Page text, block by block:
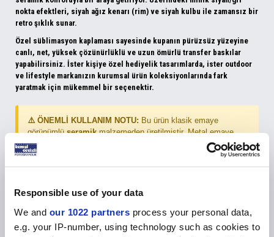
Responsible use of your data
We and our 1022 partners process your personal data,
e.g. your IP-number, using technology such as cookies to
nokta efektleri, siyah ağız kenarı (rim) ve siyah kulbu ile zamansız bir
retro şıklık sunar.
Özel süblimasyon kaplaması sayesinde kupanın pürüzsüz yüzeyine
canlı, net, yüksek çözünürlüklü ve uzun ömürlü transfer baskılar
yapabilirsiniz. İster kişiye özel hediyelik tasarımlarda, ister outdoor
ve lifestyle markanızın kurumsal ürün koleksiyonlarında fark
yaratmak için mükemmel bir seçenektir.
⚠️ ÖNEMLİ KULLANIM NOTU: Bu ürün klasik emaye
görünümlüseramikmalzemeden üretilmiştir. Metal emaye
kupalar gibi
doğrudan ateş veya ocak üzerinde kesinlikle
kullanılmamalıdır.
Öne Çıkan Özellikler
Özgün Retro Tasarım:Klasik emaye kupalardan ilham alan benekli
yüzey, siyah kulp ve siyah ağız çizgisi detayları.